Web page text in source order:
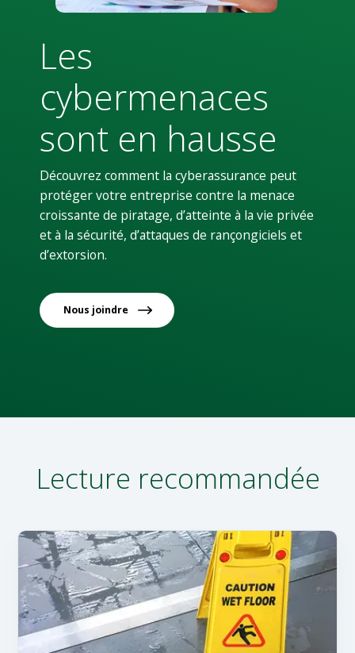
Les
cybermenaces
sont en hausse
Découvrez comment la cyberassurance peut
protéger votre entreprise contre la menace
croissante de piratage, d’atteinte à la vie privée
et à la sécurité, d’attaques de rançongiciels et
d’extorsion.
Nous joindre
Lecture recommandée